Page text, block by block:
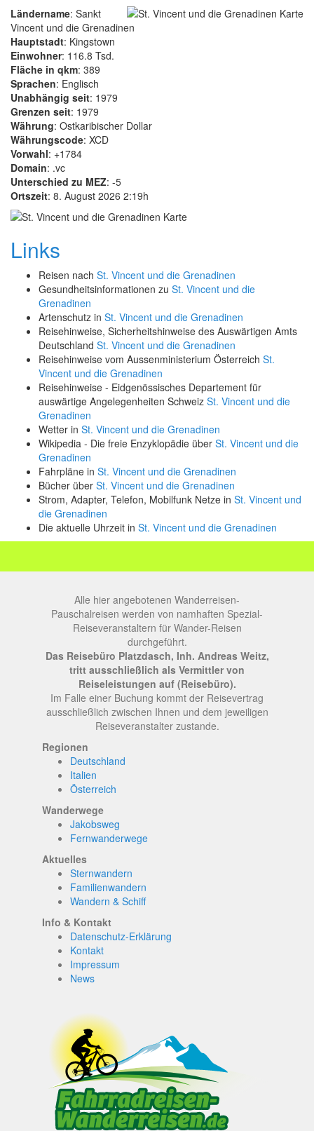
Ländername: Sankt
Vincent und die Grenadinen
Hauptstadt: Kingstown
Einwohner: 116.8 Tsd.
Fläche in qkm: 389
Sprachen: Englisch
Unabhängig seit: 1979
Grenzen seit: 1979
Währung: Ostkaribischer Dollar
Währungscode: XCD
Vorwahl: +1784
Domain: .vc
Unterschied zu MEZ: -5
Ortszeit: 8. August 2026 2:19h
Links
Reisen nach St. Vincent und die Grenadinen
Gesundheitsinformationen zu St. Vincent und die
Grenadinen
Artenschutz in St. Vincent und die Grenadinen
Reisehinweise, Sicherheitshinweise des Auswärtigen Amts
Deutschland St. Vincent und die Grenadinen
Reisehinweise vom Aussenministerium Österreich St.
Vincent und die Grenadinen
Reisehinweise - Eidgenössisches Departement für
auswärtige Angelegenheiten Schweiz St. Vincent und die
Grenadinen
Wetter in St. Vincent und die Grenadinen
Wikipedia - Die freie Enzyklopädie über St. Vincent und die
Grenadinen
Fahrpläne in St. Vincent und die Grenadinen
Bücher über St. Vincent und die Grenadinen
Strom, Adapter, Telefon, Mobilfunk Netze in St. Vincent und
die Grenadinen
Die aktuelle Uhrzeit in St. Vincent und die Grenadinen
Alle hier angebotenen Wanderreisen-
Pauschalreisen werden von namhaften Spezial-
Reiseveranstaltern für Wander-Reisen
durchgeführt.
Das Reisebüro Platzdasch, Inh. Andreas Weitz,
tritt ausschließlich als Vermittler von
Reiseleistungen auf (Reisebüro).
Im Falle einer Buchung kommt der Reisevertrag
ausschließlich zwischen Ihnen und dem jeweiligen
Reiseveranstalter zustande.
Regionen
Deutschland
Italien
Österreich
Wanderwege
Jakobsweg
Fernwanderwege
Aktuelles
Sternwandern
Familienwandern
Wandern & Schiff
Info & Kontakt
Datenschutz-Erklärung
Kontakt
Impressum
News